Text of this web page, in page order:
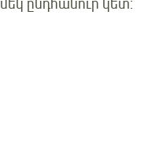
ընդհանուր կետ: